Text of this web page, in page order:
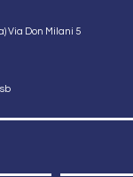
Via Don Milani 5